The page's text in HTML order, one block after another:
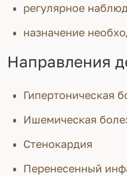
регулярное
назначение
Направления
Гипертоническая
Ишемическая
Стенокардия
Перенесенный